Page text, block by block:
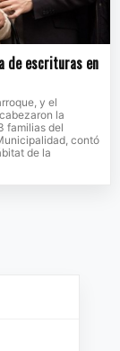
de escrituras en
y el
la
familias del
contó
de la